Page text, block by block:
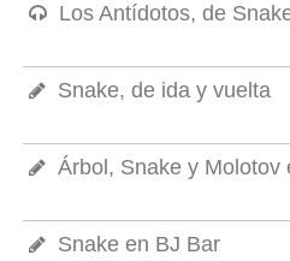
Los Antídotos, de
Snake, de ida y vuelta
Árbol, Snake y Molotov
Snake en BJ Bar